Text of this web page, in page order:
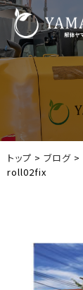
コ
テ
ン
ツ
ッ
プトップ > ブログ >
roll02fix